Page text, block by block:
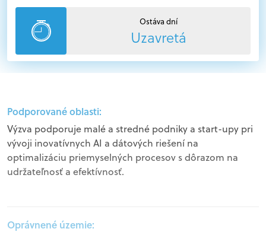
Ostáva dní
Uzavretá
Podporované oblasti:
Výzva podporuje malé a stredné podniky a start-upy pri
vývoji inovatívnych AI a dátových riešení na
optimalizáciu priemyselných procesov s dôrazom na
udržateľnosť a efektívnosť.
Oprávnené územie: